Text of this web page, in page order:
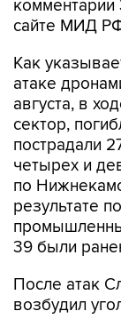
Как
августа, в
сектор,
пострадали
четырех и
по
результате
39 были
После атак
"С болью в